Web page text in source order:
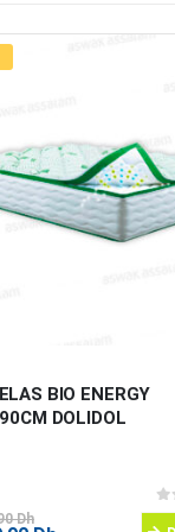
BIO ENERGY
DOLIDOL
0
Dh